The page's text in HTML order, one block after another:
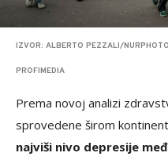
IZVOR: ALBERTO PEZZALI/
PROFIMEDIA
Prema novoj analizi
sprovedene širom
najviši nivo depresije